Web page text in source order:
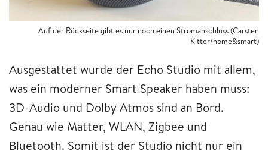
Auf der Rückseite gibt es nur noch einen Stromanschluss (Carsten
Kitter/home&smart)
Ausgestattet wurde der Echo Studio mit allem,
was ein moderner Smart Speaker haben muss:
3D-Audio und Dolby Atmos sind an Bord.
Genau wie Matter, WLAN, Zigbee und
Bluetooth. Somit ist der Studio nicht nur ein